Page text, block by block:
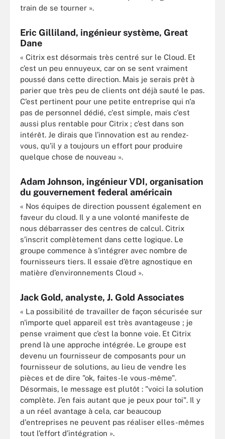
train de se tourner ».
Eric Gilliland, ingénieur système, Great
Dane
« Citrix est désormais très centré sur le Cloud. Et
c’est un peu ennuyeux, car on se sent vraiment
poussé dans cette direction. Mais je serais prêt à
parier que très peu de clients ont déjà sauté le pas.
C’est pertinent pour une petite entreprise qui n'a
pas de personnel dédié, c'est simple, mais c'est
aussi plus rentable pour Citrix ; c’est dans son
intérêt. Je dirais que l’innovation est au rendez-
vous, qu’il y a toujours un effort pour produire
quelque chose de nouveau ».
Adam Johnson, ingénieur VDI, organisation
du gouvernement federal américain
« Nos équipes de direction poussent également en
faveur du cloud. Il y a une volonté manifeste de
nous débarrasser des centres de calcul. Citrix
s’inscrit complètement dans cette logique. Le
groupe commence à s’intégrer avec nombre de
fournisseurs tiers. Il essaie d’être agnostique en
matière d’environnements Cloud ».
Jack Gold, analyste, J. Gold Associates
« La possibilité de travailler de façon sécurisée sur
n'importe quel appareil est très avantageuse ; je
pense vraiment que c’est la bonne voie. Et Citrix
prend là une approche intégrée. Le groupe est
devenu un fournisseur de composants pour un
fournisseur de solutions, au lieu de vendre les
pièces et de dire "ok, faites-le vous-même".
Désormais, le message est plutôt : "voici la solution
complète. J’en fais autant que je peux pour toi". Il y
a un réel avantage à cela, car beaucoup
d'entreprises ne peuvent pas réaliser elles-mêmes
tout l’effort d’intégration ».